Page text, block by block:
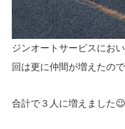
ジンオートサービスにお
回は更に仲間が増えたの
合計で３人に増えました😉